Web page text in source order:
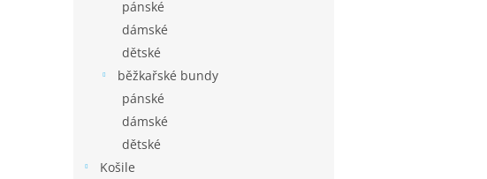
pánské
dámské
dětské
běžkařské bundy
pánské
dámské
dětské
Košile